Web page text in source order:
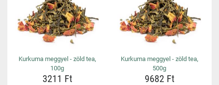
Kurkuma meggyel - zöld tea,
100g
3211 Ft
Kurkuma meggyel - zöld tea,
500g
9682 Ft